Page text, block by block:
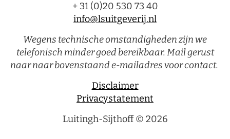
+ 31 (0)20 530 73 40
info@lsuitgeverij.nl
Wegens technische omstandigheden zijn we
telefonisch minder goed bereikbaar. Mail gerust
naar naar bovenstaand e-mailadres voor contact.
Disclaimer
Privacystatement
Luitingh-Sijthoff © 2026